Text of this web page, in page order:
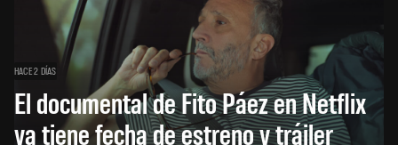
HACE 2 DÍAS
El documental de Fito Páez en Netflix
ya tiene fecha de estreno y tráiler